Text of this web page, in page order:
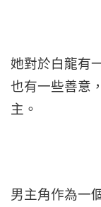
她對於白龍有
也有一些善意
主。
男主角作為一